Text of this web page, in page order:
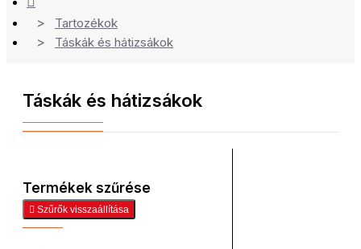
Tartozékok
Táskák és hátizsákok
Táskák és hátizsákok
Termékek szűrése
Szűrők visszaállítása